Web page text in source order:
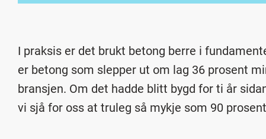
I praksis er det brukt betong berre i
er betong som slepper ut om lag 36 prosent
bransjen. Om det hadde blitt bygd for ti år
vi sjå for oss at truleg så mykje som 90